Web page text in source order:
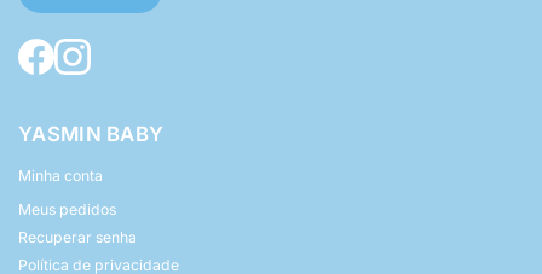
YASMIN BABY
Minha conta
Meus pedidos
Recuperar senha
Política de privacidade